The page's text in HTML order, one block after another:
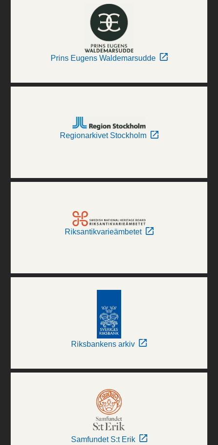
Prins Eugens Waldemarsudde
Regionarkivet Stockholm
Riksantikvarieämbetet
Riksbankens arkiv
Samfundet S:t Erik